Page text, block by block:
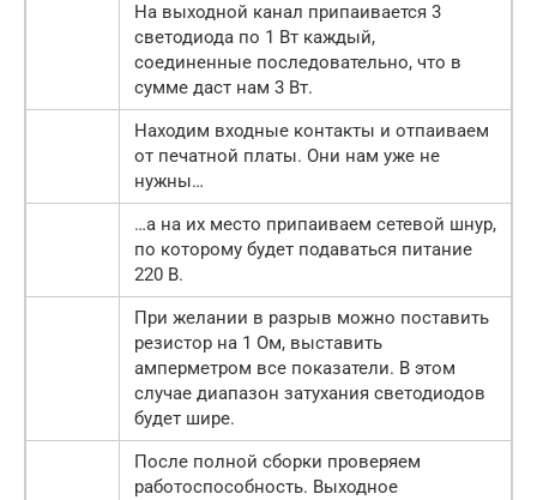
На выходной канал припаивается 3
светодиода по 1 Вт каждый,
соединенные последовательно, что в
сумме даст нам 3 Вт.
Находим входные контакты и отпаиваем
от печатной платы. Они нам уже не
нужны…
…а на их место припаиваем сетевой шнур,
по которому будет подаваться питание
220 В.
При желании в разрыв можно поставить
резистор на 1 Ом, выставить
амперметром все показатели. В этом
случае диапазон затухания светодиодов
будет шире.
После полной сборки проверяем
работоспособность. Выходное